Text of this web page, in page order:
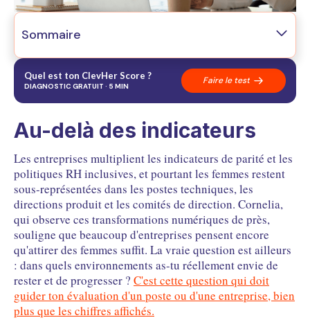
Quel est ton ClevHer Score ?
DIAGNOSTIC GRATUIT · 5 MIN Faire le test
Au-delà des indicateurs
Les entreprises multiplient les indicateurs de parité et les
politiques RH inclusives, et pourtant les femmes restent
sous-représentées dans les postes techniques, les
directions produit et les comités de direction. Cornelia,
qui observe ces transformations numériques de près,
souligne que beaucoup d'entreprises pensent encore
qu'attirer des femmes suffit. La vraie question est ailleurs
: dans quels environnements as-tu réellement envie de
rester et de progresser ? C'est cette question qui doit
guider ton évaluation d'un poste ou d'une entreprise, bien
plus que les chiffres affichés.
Sommaire
Au-delà des indicateurs
01
Pourquoi c'est structurel
Ce que ça change pour toi
03
L'IA comme point de vigilance et levier
05
Questions fréquentes